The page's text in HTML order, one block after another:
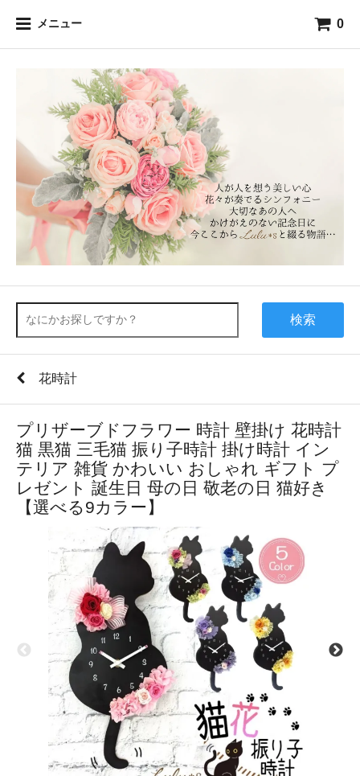
メニュー 0
検索
花時計
プリザーブドフラワー 時計 壁掛け 花時計
猫 黒猫 三毛猫 振り子時計 掛け時計 イン
テリア 雑貨 かわいい おしゃれ ギフト プ
レゼント 誕生日 母の日 敬老の日 猫好き
【選べる9カラー】